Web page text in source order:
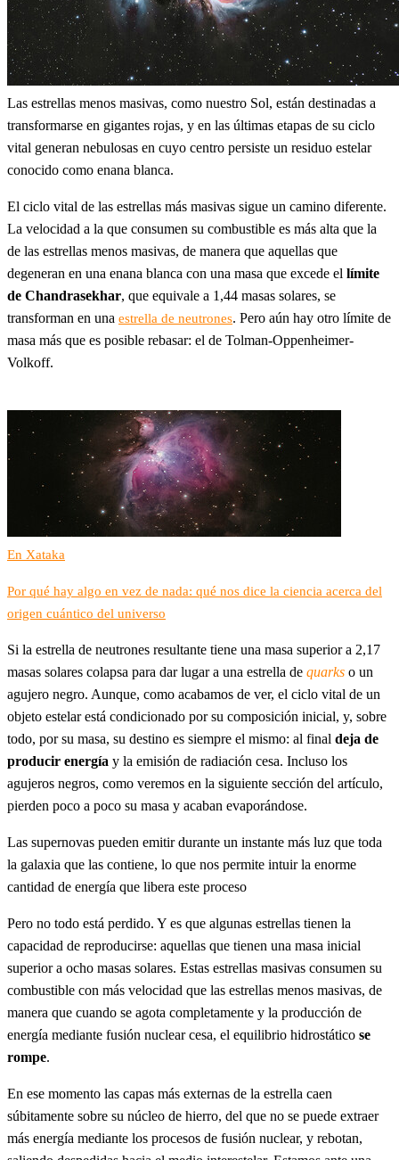
Las estrellas menos masivas, como nuestro Sol, están destinadas a
transformarse en gigantes rojas, y en las últimas etapas de su ciclo
vital generan nebulosas en cuyo centro persiste un residuo estelar
conocido como enana blanca.
El ciclo vital de las estrellas más masivas sigue un camino diferente.
La velocidad a la que consumen su combustible es más alta que la
de las estrellas menos masivas, de manera que aquellas que
degeneran en una enana blanca con una masa que excede el límite
de Chandrasekhar, que equivale a 1,44 masas solares, se
transforman en una estrella de neutrones. Pero aún hay otro límite de
masa más que es posible rebasar: el de Tolman-Oppenheimer-
Volkoff.
En Xataka
Por qué hay algo en vez de nada: qué nos dice la ciencia acerca del
origen cuántico del universo
Si la estrella de neutrones resultante tiene una masa superior a 2,17
masas solares colapsa para dar lugar a una estrella de quarks o un
agujero negro. Aunque, como acabamos de ver, el ciclo vital de un
objeto estelar está condicionado por su composición inicial, y, sobre
todo, por su masa, su destino es siempre el mismo: al final deja de
producir energía y la emisión de radiación cesa. Incluso los
agujeros negros, como veremos en la siguiente sección del artículo,
pierden poco a poco su masa y acaban evaporándose.
Las supernovas pueden emitir durante un instante más luz que toda
la galaxia que las contiene, lo que nos permite intuir la enorme
cantidad de energía que libera este proceso
Pero no todo está perdido. Y es que algunas estrellas tienen la
capacidad de reproducirse: aquellas que tienen una masa inicial
superior a ocho masas solares. Estas estrellas masivas consumen su
combustible con más velocidad que las estrellas menos masivas, de
manera que cuando se agota completamente y la producción de
energía mediante fusión nuclear cesa, el equilibrio hidrostático se
rompe.
En ese momento las capas más externas de la estrella caen
súbitamente sobre su núcleo de hierro, del que no se puede extraer
más energía mediante los procesos de fusión nuclear, y rebotan,